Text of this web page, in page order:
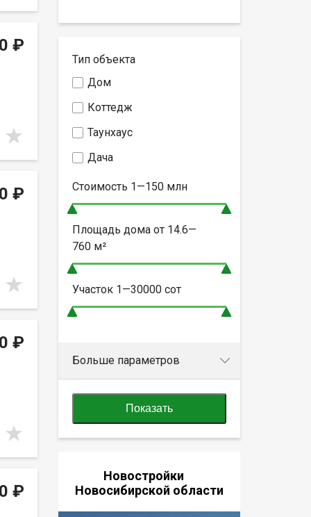
₽
₽
₽
₽
Тип объекта
Дом
Коттедж
Таунхаус
Дача
Стоимость 1—150млн
Площадь дома от 14.6—
760м²
Участок 1—30000сот
Больше параметров
Показать
Новостройки
Новосибирской области